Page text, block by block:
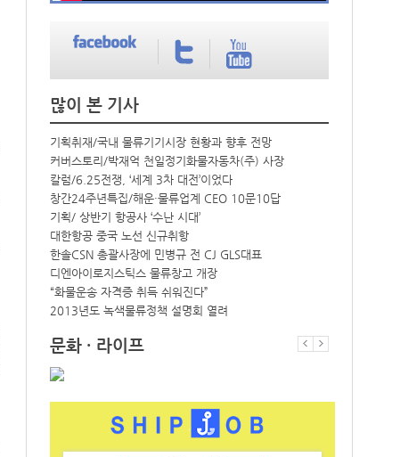
많이 본 기사
기획취재/국내 물류기기시장 현황과 향후 전망
커버스토리/박재억 천일정기화물자동차(주) 사장
칼럼/6.25전쟁, ‘세계 3차 대전’이었다
창간24주년특집/해운·물류업계 CEO 10문10답
기획/ 상반기 항공사 ‘수난 시대’
대한항공 중국 노선 신규취항
한솔CSN 총괄사장에 민병규 전 CJ GLS대표
디엔아이로지스틱스 물류창고 개장
“화물운송 자격증 취득 쉬워진다”
2013년도 녹색물류정책 설명회 열려
문화 · 라이프